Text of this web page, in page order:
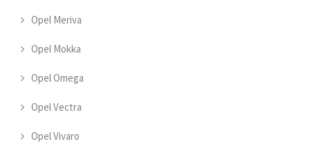
Opel Meriva
Opel Mokka
Opel Omega
Opel Vectra
Opel Vivaro